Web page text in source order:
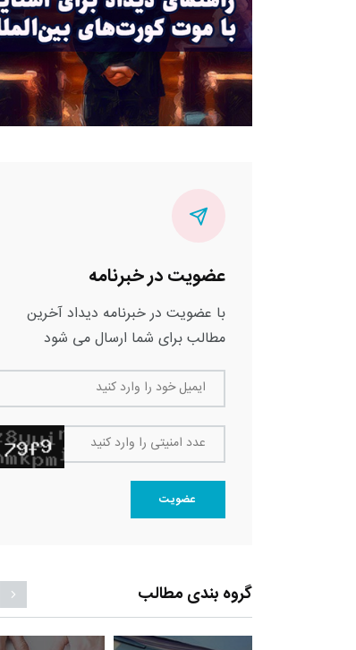
عضویت در خبرنامه
با عضویت در خبرنامه دیداد آخرین
مطالب برای شما ارسال می شود
ایمیل خود را وارد کنید
عدد امنیتی را وارد کنید
عضویت
گروه بندی مطالب